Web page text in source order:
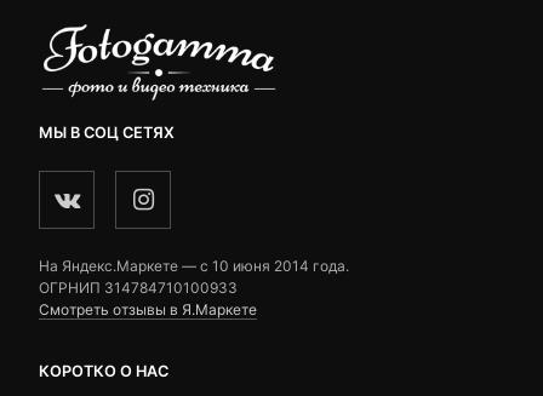
МЫ В СОЦ СЕТЯХ
На Яндекс.Маркете — c 10 июня 2014 года.
ОГРНИП 314784710100933
Смотреть отзывы в Я.Маркете
КОРОТКО О НАС